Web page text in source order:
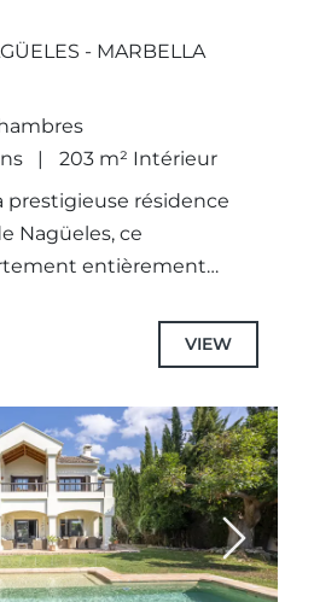
- MARBELLA
203 m² Intérieur
prestigieuse résidence
Nagüeles, ce
entièrement
Bénéficiant d'une
VIEW
Next